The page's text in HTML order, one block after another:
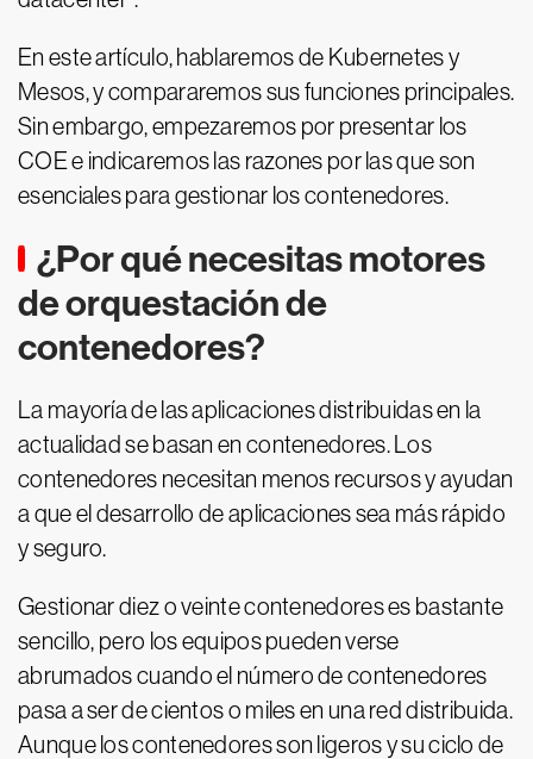
En este artículo, hablaremos de Kubernetes y
Mesos, y compararemos sus funciones principales.
Sin embargo, empezaremos por presentar los
COE e indicaremos las razones por las que son
esenciales para gestionar los contenedores.
¿Por qué necesitas motores
de orquestación de
contenedores?
La mayoría de las aplicaciones distribuidas en la
actualidad se basan en contenedores. Los
contenedores necesitan menos recursos y ayudan
a que el desarrollo de aplicaciones sea más rápido
y seguro.
Gestionar diez o veinte contenedores es bastante
sencillo, pero los equipos pueden verse
abrumados cuando el número de contenedores
pasa a ser de cientos o miles en una red distribuida.
Aunque los contenedores son ligeros y su ciclo de